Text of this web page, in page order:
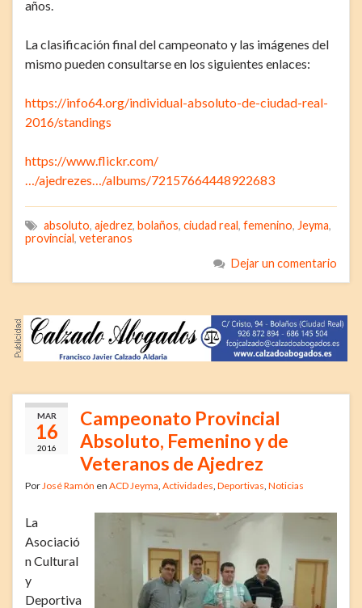
años.
La clasificación final del campeonato y las imágenes del
mismo pueden consultarse en los siguientes enlaces:
https://info64.org/individual-absoluto-de-ciudad-real-
2016/standings
https://www.flickr.com/
…/ajedrezes…/albums/72157664448922683
absoluto, ajedrez, bolaños, ciudad real, femenino, Jeyma,
provincial, veteranos
Dejar un comentario
MAR
16
2016
Campeonato Provincial
Absoluto, Femenino y de
Veteranos de Ajedrez
Por José Ramón en ACD Jeyma Actividades Deportivas Noticias
La
Asociació
n Cultural
y
Deportiva